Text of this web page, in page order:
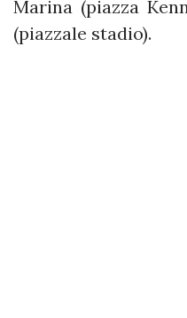
Marina (piazza
(piazzale stadio).